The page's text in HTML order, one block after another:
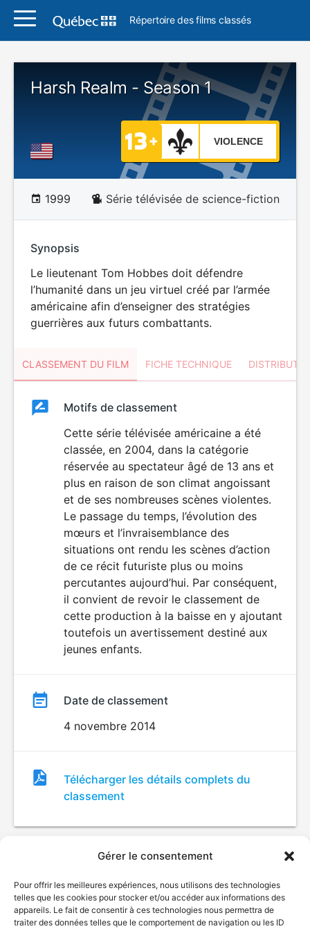
Gérer le consentement
Pour offrir les meilleures expériences, nous utilisons des technologies
telles que les cookies pour stocker et/ou accéder aux informations des
appareils. Le fait de consentir à ces technologies nous permettra de
traiter des données telles que le comportement de navigation ou les ID
Répertoire des films classés
Harsh Realm - Season 1
VIOLENCE
1999 Série télévisée de science-fiction
Synopsis
Le lieutenant Tom Hobbes doit défendre
l’humanité dans un jeu virtuel créé par l’armée
américaine afin d’enseigner des stratégies
guerrières aux futurs combattants.
CLASSEMENT DU FILM FICHE TECHNIQUE
ClassementClassement
VIOLENCE
Motifs de classement
Cette série télévisée américaine a été
classée, en 2004, dans la catégorie
réservée au spectateur âgé de 13 ans et
plus en raison de son climat angoissant
et de ses nombreuses scènes violentes.
Le passage du temps, l’évolution des
mœurs et l’invraisemblance des
situations ont rendu les scènes d’action
de ce récit futuriste plus ou moins
percutantes aujourd’hui. Par conséquent,
il convient de revoir le classement de
cette production à la baisse en y ajoutant
toutefois un avertissement destiné aux
jeunes enfants.
Date de classement
4 novembre 2014
Fichier
de
classement
Télécharger les détails complets du
classement